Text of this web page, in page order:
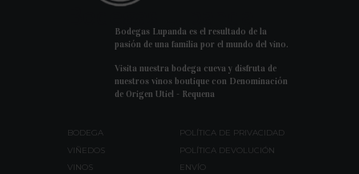
Bodegas Lupanda
Bodegas Lupanda es el resultado de la
pasión de una familia por el mundo del vino.
Visita nuestra bodega cueva y disfruta de
nuestros vinos boutique con Denominación
de Origen Utiel - Requena
BODEGA
POLÍTICA DE PRIVACIDAD
VIÑEDOS
POLÍTICA DEVOLUCIÓN
VINOS
ENVÍO